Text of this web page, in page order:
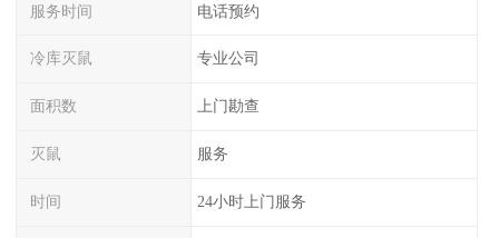
服务时间 电话预约
冷库灭鼠 专业公司
面积数 上门勘查
灭鼠 服务
时间 24小时上门服务